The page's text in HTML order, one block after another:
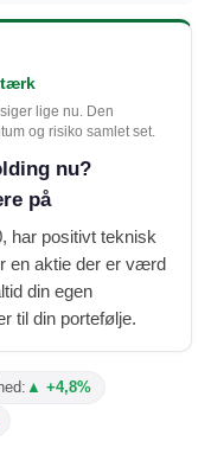
lige nu. Den
og risiko samlet set.
nu?
på
har positivt teknisk
en aktie der er værd
din egen
til din portefølje.
▲ +4,8%